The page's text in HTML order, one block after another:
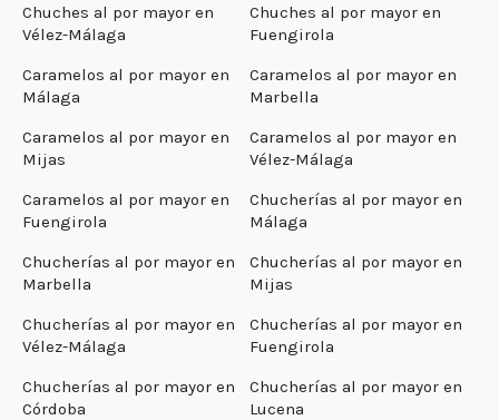
Chuches al por mayor en
Vélez-Málaga
Chuches al por mayor en
Fuengirola
Caramelos al por mayor en
Málaga
Caramelos al por mayor en
Marbella
Caramelos al por mayor en
Mijas
Caramelos al por mayor en
Vélez-Málaga
Caramelos al por mayor en
Fuengirola
Chucherías al por mayor en
Málaga
Chucherías al por mayor en
Marbella
Chucherías al por mayor en
Mijas
Chucherías al por mayor en
Vélez-Málaga
Chucherías al por mayor en
Fuengirola
Chucherías al por mayor en
Córdoba
Chucherías al por mayor en
Lucena